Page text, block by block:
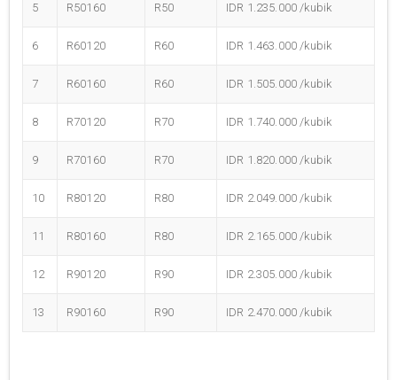
5 R50160 R50 IDR 1.235.000 /kubik
6 R60120 R60 IDR 1.463.000 /kubik
7 R60160 R60 IDR 1.505.000 /kubik
8 R70120 R70 IDR 1.740.000 /kubik
9 R70160 R70 IDR 1.820.000 /kubik
10 R80120 R80 IDR 2.049.000 /kubik
11 R80160 R80 IDR 2.165.000 /kubik
12 R90120 R90 IDR 2.305.000 /kubik
13 R90160 R90 IDR 2.470.000 /kubik